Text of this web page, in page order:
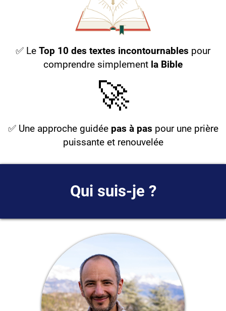
✅ Le Top 10 des textes incontournables pour
comprendre simplement la Bible
🚀
✅ Une approche guidéepas à pas pour une prière
puissante et renouvelée
Qui suis-je ?